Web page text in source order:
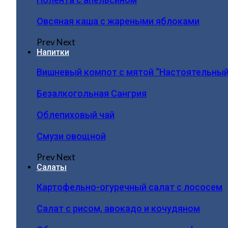
Овсяная каша с жареными яблоками
PrevNext
Напитки
Вишневый компот с мятой
Безалкогольная Сангрия
Облепиховый чай
Смузи овощной
PrevNext
Салаты
Картофельно-огуречный салат с лососем
Салат с рисом, авокадо и кочудяном